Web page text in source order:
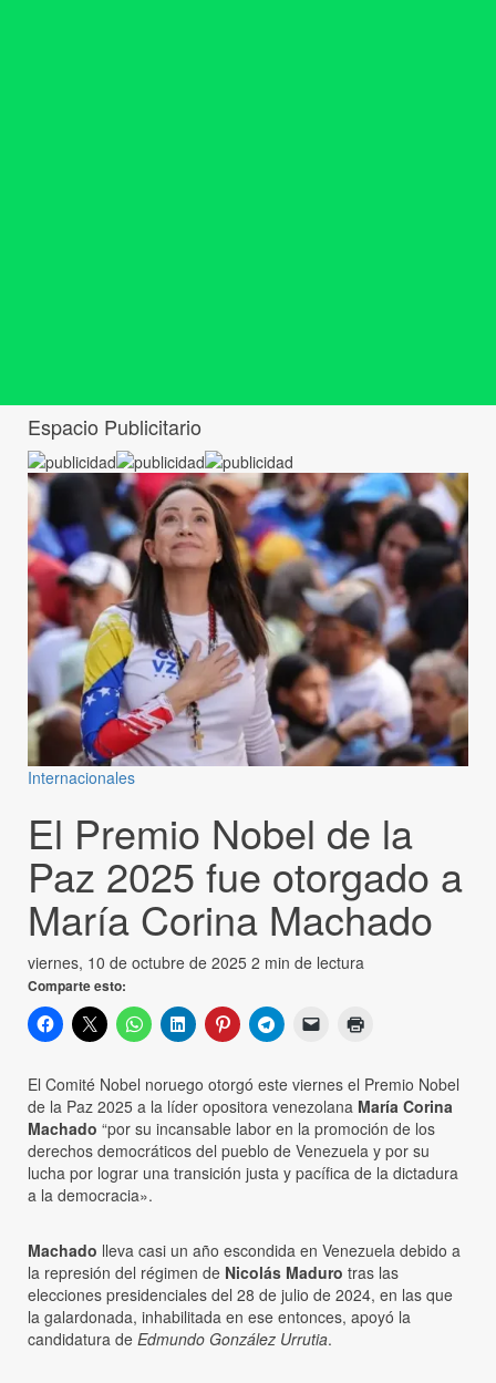
Espacio Publicitario
Internacionales
El Premio Nobel de la
Paz 2025 fue otorgado a
María Corina Machado
viernes, 10 de octubre de 2025 2 min de lectura
Comparte esto:
El Comité Nobel noruego otorgó este viernes el Premio Nobel
de la Paz 2025 a la líder opositora venezolana María Corina
Machado “por su incansable labor en la promoción de los
derechos democráticos del pueblo de Venezuela y por su
lucha por lograr una transición justa y pacífica de la dictadura
a la democracia».
Machado lleva casi un año escondida en Venezuela debido a
la represión del régimen de Nicolás Maduro tras las
elecciones presidenciales del 28 de julio de 2024, en las que
la galardonada, inhabilitada en ese entonces, apoyó la
candidatura de Edmundo González Urrutia.